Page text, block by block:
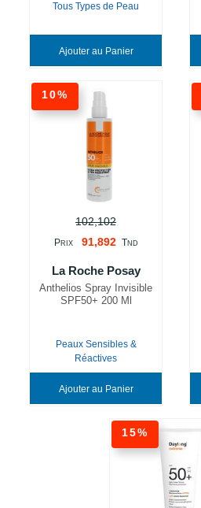
Tous Types de Peau
Ajouter au Panier
10%
102,102
PRIX 91,892 TND
La Roche Posay
Anthelios Spray Invisible
SPF50+ 200 Ml
Peaux Sensibles &
Réactives
Ajouter au Panier
15%